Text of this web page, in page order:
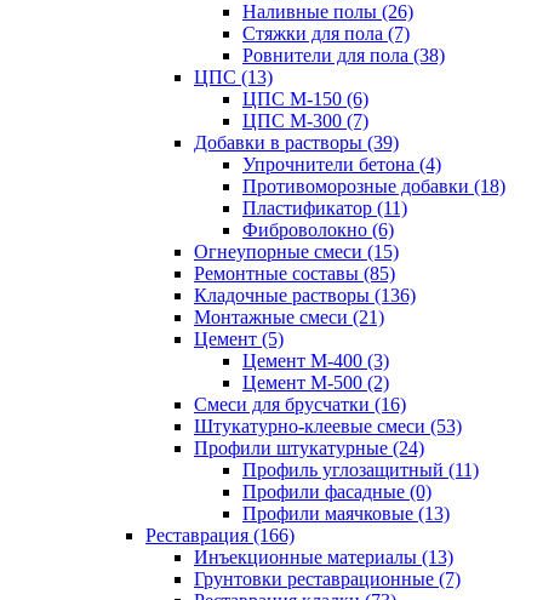
Наливные полы (26)
Стяжки для пола (7)
Ровнители для пола (38)
ЦПС (13)
ЦПС М-150 (6)
ЦПС М-300 (7)
Добавки в растворы (39)
Упрочнители бетона (4)
Противоморозные добавки (18)
Пластификатор (11)
Фиброволокно (6)
Огнеупорные смеси (15)
Ремонтные составы (85)
Кладочные растворы (136)
Монтажные смеси (21)
Цемент (5)
Цемент М-400 (3)
Цемент М-500 (2)
Смеси для брусчатки (16)
Штукатурно-клеевые смеси (53)
Профили штукатурные (24)
Профиль углозащитный (11)
Профили фасадные (0)
Профили маячковые (13)
Реставрация (166)
Инъекционные материалы (13)
Грунтовки реставрационные (7)